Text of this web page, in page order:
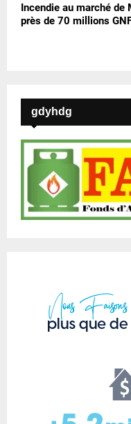
Incendie au marché de
près de 70 millions
gdyhdg